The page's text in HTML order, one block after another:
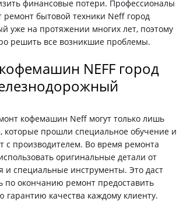
финансовые потери. Профессионалы
бытовой техники Neff город
уже на протяжении многих лет, поэтому
решить все возникшие проблемы.
NEFF город
кофемашин Neff могут только лишь
которые прошли специальное обучение и
с производителем. Во время ремонта
оригинальные детали от
и специальные инструменты. Это даст
по окончанию ремонт предоставить
гарантию качества каждому клиенту.